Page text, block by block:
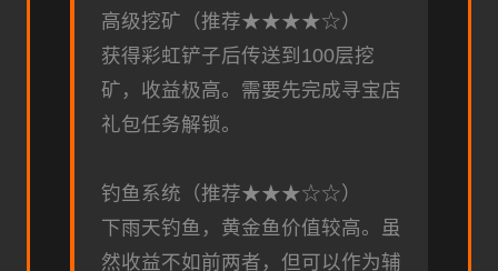
高级挖矿（推荐★★★★☆）
获得彩虹铲子后传送到100层挖
矿，收益极高。需要先完成寻宝店
礼包任务解锁。
钓鱼系统（推荐★★★☆☆）
下雨天钓鱼，黄金鱼价值较高。虽
然收益不如前两者，但可以作为辅